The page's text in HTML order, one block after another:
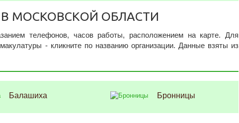
МОСКОВСКОЙ ОБЛАСТИ
телефонов, часов работы, расположением на карте. Для
- кликните по названию организации. Данные взяты из
Балашиха Бронницы